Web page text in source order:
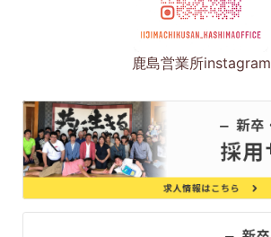
鹿島営業所instagram